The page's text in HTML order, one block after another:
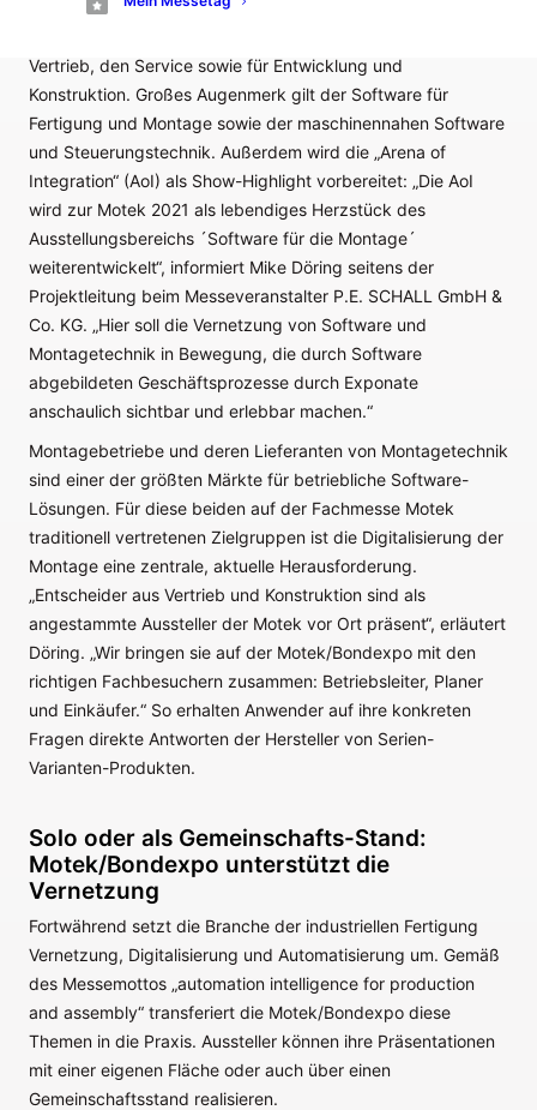
des Produkt-Lebenszyklus und umfasst mehrere Themen:
Vertrieb, den Service sowie für Entwicklung und
Konstruktion. Großes Augenmerk gilt der Software für
Fertigung und Montage sowie der maschinennahen Software
und Steuerungstechnik. Außerdem wird die „Arena of
Integration“ (AoI) als Show-Highlight vorbereitet: „Die AoI
wird zur Motek 2021 als lebendiges Herzstück des
Ausstellungsbereichs ´Software für die Montage´
weiterentwickelt“, informiert Mike Döring seitens der
Projektleitung beim Messeveranstalter P.E. SCHALL GmbH &
Co. KG. „Hier soll die Vernetzung von Software und
Montagetechnik in Bewegung, die durch Software
abgebildeten Geschäftsprozesse durch Exponate
anschaulich sichtbar und erlebbar machen.“
Montagebetriebe und deren Lieferanten von Montagetechnik
sind einer der größten Märkte für betriebliche Software-
Lösungen. Für diese beiden auf der Fachmesse Motek
traditionell vertretenen Zielgruppen ist die Digitalisierung der
Montage eine zentrale, aktuelle Herausforderung.
„Entscheider aus Vertrieb und Konstruktion sind als
angestammte Aussteller der Motek vor Ort präsent“, erläutert
Döring. „Wir bringen sie auf der Motek/Bondexpo mit den
richtigen Fachbesuchern zusammen: Betriebsleiter, Planer
und Einkäufer.“ So erhalten Anwender auf ihre konkreten
Fragen direkte Antworten der Hersteller von Serien-
Varianten-Produkten.
Solo oder als Gemeinschafts-Stand:
Motek/Bondexpo unterstützt die
Vernetzung
Fortwährend setzt die Branche der industriellen Fertigung
Vernetzung, Digitalisierung und Automatisierung um. Gemäß
des Messemottos „automation intelligence for production
and assembly“ transferiert die Motek/Bondexpo diese
Themen in die Praxis. Aussteller können ihre Präsentationen
mit einer eigenen Fläche oder auch über einen
Gemeinschaftsstand realisieren.